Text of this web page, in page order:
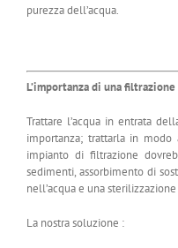
purezza dell’acqua.
L’importanza di una
Trattare l’acqua in entrata
importanza; trattarla in
impianto di filtrazione
sedimenti, assorbimento di
nell’acqua e una
La nostra soluzione :